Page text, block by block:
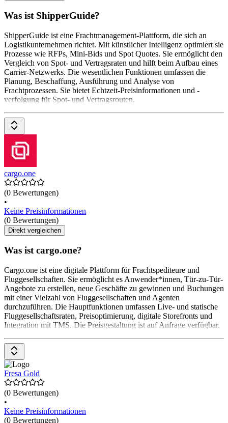
Was ist ShipperGuide?
ShipperGuide ist eine Frachtmanagement-Plattform, die sich an
Logistikunternehmen richtet. Mit künstlicher Intelligenz optimiert sie
Prozesse wie RFPs, Mini-Bids und Spot Quotes. Sie ermöglicht den
Vergleich von Spot- und Vertragsraten und hilft beim Aufbau eines
Carrier-Netzwerks. Die wesentlichen Funktionen umfassen die
Planung, Beschaffung, Ausführung und Analyse von
Frachtprozessen. Sie bietet Echtzeit-Preisinformationen und -
verfolgung für Spot- und Vertragsrouten.
cargo.one
(0 Bewertungen)
•
Keine Preisinformationen
(0 Bewertungen)
Direkt vergleichen
Was ist cargo.one?
Cargo.one ist eine digitale Plattform für Frachtspediteure und
Fluggesellschaften. Sie ermöglicht es Anwender*innen, Tür-zu-Tür-
Angebote zu erstellen, neue Geschäfte zu gewinnen und Buchungen
mit einer Vielzahl von Fluggesellschaften und Agenten
durchzuführen. Die Hauptfunktionen umfassen Live- und statische
Fluggesellschaftsraten, Preisoptimierung, digitale Storefronts und
Integration mit TMS. Die Preisgestaltung ist auf Anfrage verfügbar.
Fresa Gold
(0 Bewertungen)
•
Keine Preisinformationen
(0 Bewertungen)